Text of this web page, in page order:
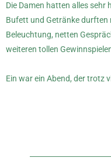
Die Damen hatten alles
Bufett und Getränke
Beleuchtung, netten
weiteren tollen
Ein war ein Abend, der trotz